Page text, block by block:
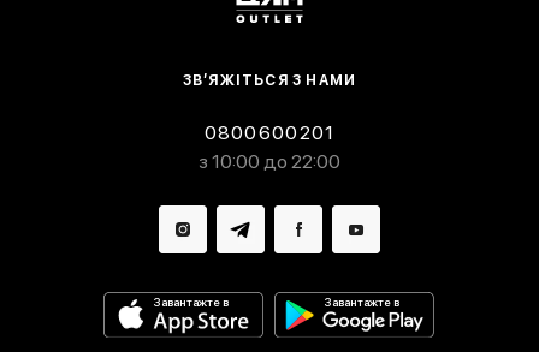
ЗВ’ЯЖІТЬСЯ З НАМИ
0800600201
з 10:00 до 22:00
Завантажте в Завантажте в